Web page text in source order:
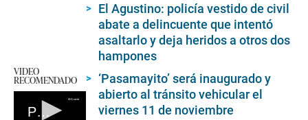
VIDEO
RECOMENDADO
Primer Tramo De La Costa Verde Callao
El Agustino: policía vestido de civil
abate a delincuente que intentó
asaltarlo y deja heridos a otros dos
hampones
‘Pasamayito’ será inaugurado y
abierto al tránsito vehicular el
viernes 11 de noviembre